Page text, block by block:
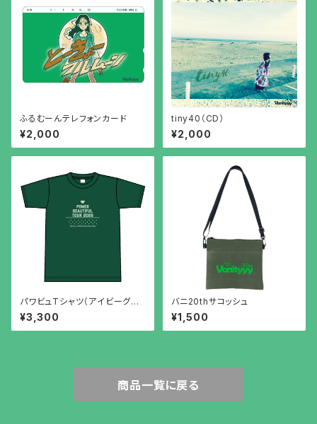
ふるむーんテレフォンカード
¥2,000
tiny40（CD）
¥2,000
パワビュTシャツ（アイビーグリ
ーン）XXL
¥3,300
バニ20thサコッシュ
¥1,500
商品一覧に戻る